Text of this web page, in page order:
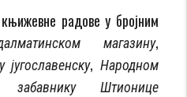
радове у бројним
магазину,
, Народном
забавнику Штионице